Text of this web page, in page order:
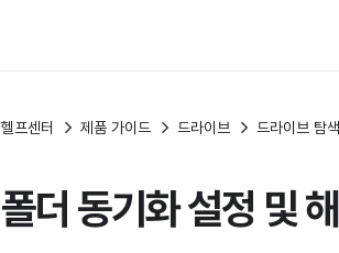
헬프센터 제품 가이드 드라이브 드라이브 탐색
폴더 동기화 설정 및